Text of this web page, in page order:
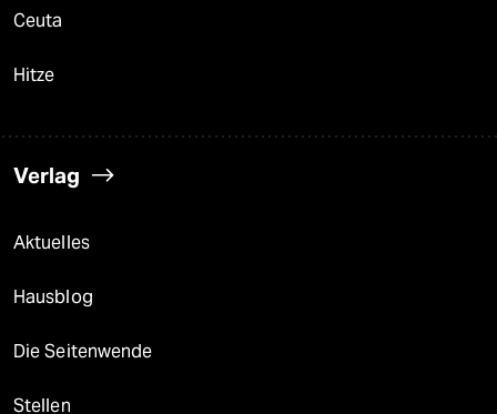
Ceuta
Hitze
Verlag
Aktuelles
Hausblog
Die Seitenwende
Stellen